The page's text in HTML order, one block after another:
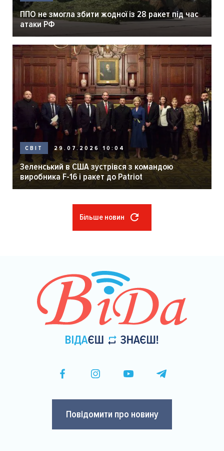
ППО не змогла збити жодної із 28 ракет під час
атаки РФ
СВІТ 29.07.2026 10:04
Зеленський в США зустрівся з командою
виробника F-16 і ракет до Patriot
Більше новин
Повідомити про новину